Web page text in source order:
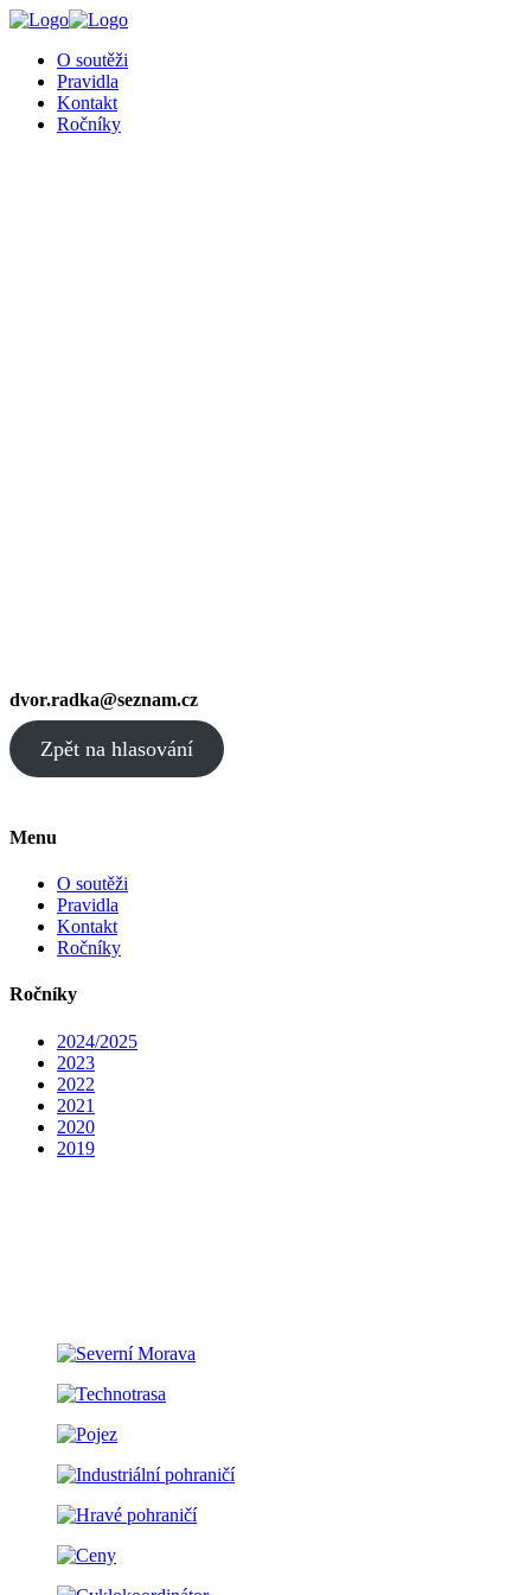
O soutěži
Pravidla
Kontakt
Ročníky
dvor.radka@seznam.cz
Zpět na hlasování
Menu
O soutěži
Pravidla
Kontakt
Ročníky
Ročníky
2024/2025
2023
2022
2021
2020
2019